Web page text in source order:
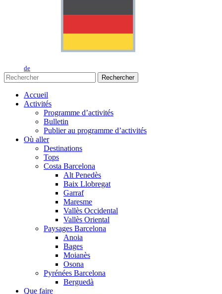
de
Rechercher
Accueil
Activités
Programme d’activités
Bulletin
Publier au programme d’activités
Où aller
Destinations
Tops
Costa Barcelona
Alt Penedès
Baix Llobregat
Garraf
Maresme
Vallès Occidental
Vallès Oriental
Paysages Barcelona
Anoia
Bages
Moianès
Osona
Pyrénées Barcelona
Berguedà
Que faire